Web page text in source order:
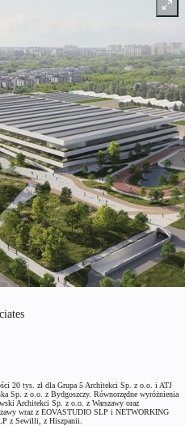
20 tys. zł dla Grupa 5 Architekci Sp. z o.o. i ATJ
Sp. z o.o. z Bydgoszczy. Równorzędne wyróżnienia
Architekci Sp. z o.o. z Warszawy oraz
wraz z EOVASTUDIO SLP i NETWORKING
z Sewilli, z Hiszpanii.